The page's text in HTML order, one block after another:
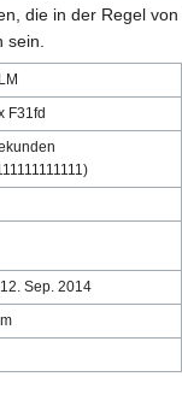
die in der Regel
F31fd
Sep. 2014